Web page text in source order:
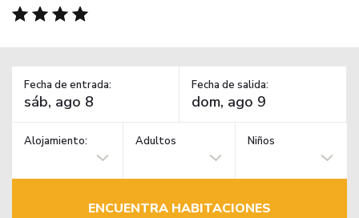
Fecha de entrada: Fecha de salida:
Alojamiento: Adultos Niños
ENCUENTRA HABITACIONES